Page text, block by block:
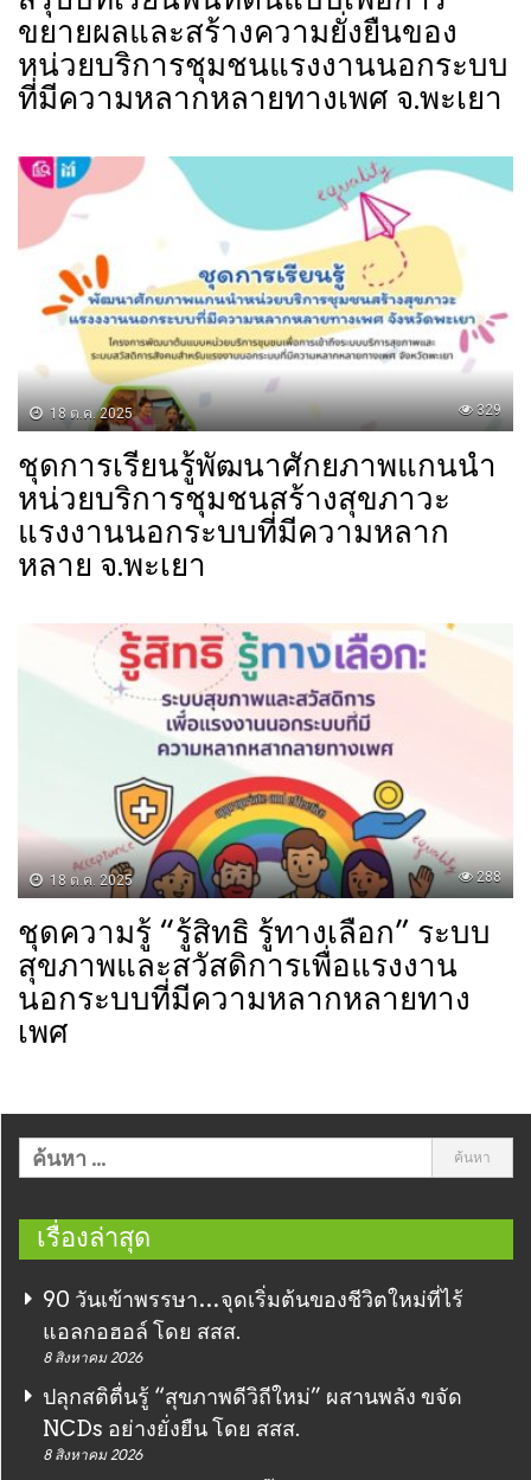
ขยายผลและสร้างความยั่งยืนของ
หน่วยบริการชุมชนแรงงานนอกระบบ
ที่มีความหลากหลายทางเพศ จ.พะเยา
18 ต.ค. 2025 329
ชุดการเรียนรู้พัฒนาศักยภาพแกนนำ
หน่วยบริการชุมชนสร้างสุขภาวะ
แรงงานนอกระบบที่มีความหลาก
หลาย จ.พะเยา
18 ต.ค. 2025 288
ชุดความรู้ “รู้สิทธิ รู้ทางเลือก” ระบบ
สุขภาพและสวัสดิการเพื่อแรงงาน
นอกระบบที่มีความหลากหลายทาง
เพศ
เรื่องล่าสุด
90 วันเข้าพรรษา…จุดเริ่มต้นของชีวิตใหม่ที่ไร้
แอลกอฮอล์ โดย สสส.
8 สิงหาคม 2026
ปลุกสติตื่นรู้ “สุขภาพดีวิถีใหม่” ผสานพลัง ขจัด
NCDs อย่างยั่งยืน โดย สสส.
8 สิงหาคม 2026